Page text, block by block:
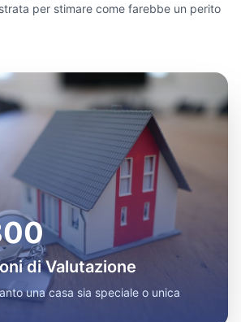
per stimare come farebbe un perito
di Valutazione
una casa sia speciale o unica